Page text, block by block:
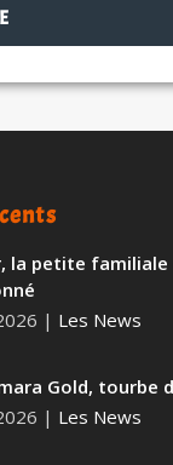
la petite familiale
| Les News
Gold, tourbe
| Les News